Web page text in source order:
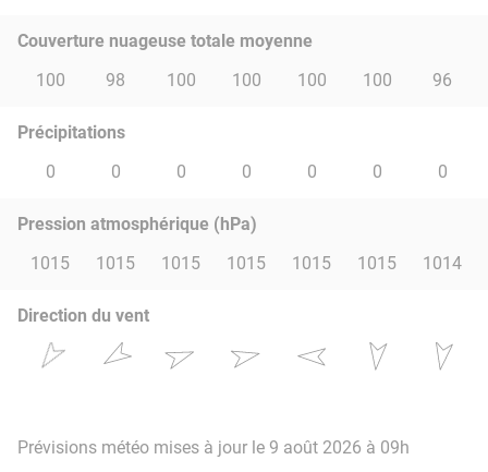
Couverture nuageuse totale moyenne
100
98 100 100 100 100 96
Précipitations
0
0 0 0 0 0 0
Pression atmosphérique (hPa)
1015
1015 1015 1015 1015 1015 1014
Direction du vent
Prévisions météo mises à jour le 9 août 2026 à 09h